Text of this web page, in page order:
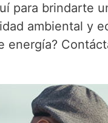
para brindarte
ambiental y
energía?